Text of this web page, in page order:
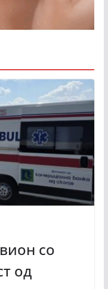
со
од